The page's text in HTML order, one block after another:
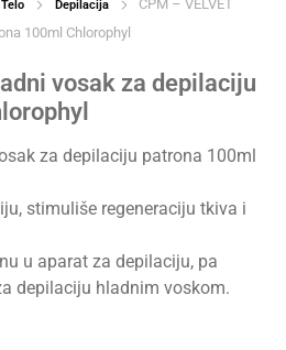
Telo Depilacija
CPM – VELVET
100ml Chlorophyl
vosak za depilaciju
za depilaciju patrona 100ml
stimuliše regeneraciju tkiva i
u aparat za depilaciju, pa
depilaciju hladnim voskom.